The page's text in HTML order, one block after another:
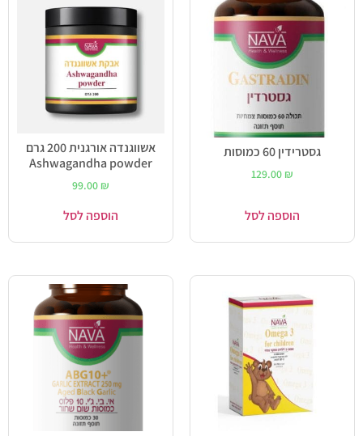
גסטרידין 60 כמוסות
129.00 ₪
הוספה לסל
אשווגנדה אורגנית 200 גרם
Ashwagandha powder
99.00 ₪
הוספה לסל